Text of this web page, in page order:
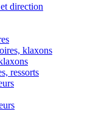
direction
klaxons
ressorts